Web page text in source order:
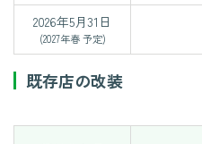
2026年5月31日
(2027年春 予定)
既存店の改装